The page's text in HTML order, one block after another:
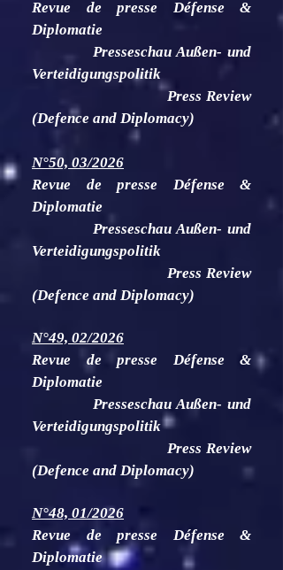
Revue de presse Défense &
Diplomatie
Presseschau Außen- und
Verteidigungspolitik
Press Review
(Defence and Diplomacy)
N°50, 03/2026
Revue de presse Défense &
Diplomatie
Presseschau Außen- und
Verteidigungspolitik
Press Review
(Defence and Diplomacy)
N°49, 02/2026
Revue de presse Défense &
Diplomatie
Presseschau Außen- und
Verteidigungspolitik
Press Review
(Defence and Diplomacy)
N°48, 01/2026
Revue de presse Défense &
Diplomatie